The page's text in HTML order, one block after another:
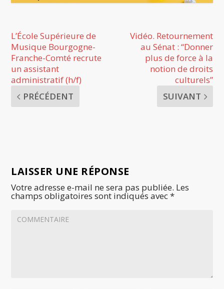
L’École Supérieure de
Musique Bourgogne-
Franche-Comté recrute
un assistant
administratif (h/f)
PRÉCÉDENT
Vidéo. Retournement
au Sénat : “Donner
plus de force à la
notion de droits
culturels”
SUIVANT
LAISSER UNE RÉPONSE
Votre adresse e-mail ne sera pas publiée. Les
champs obligatoires sont indiqués avec*